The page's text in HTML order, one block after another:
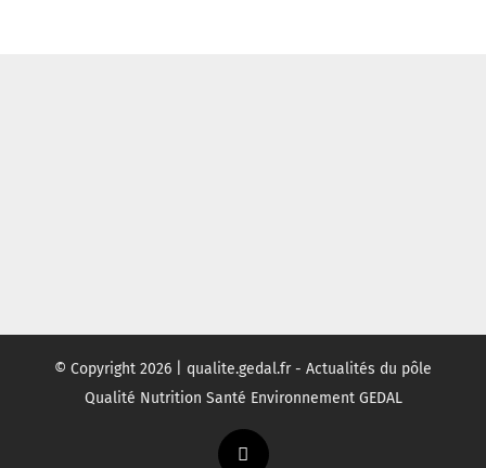
© Copyright 2026 | qualite.gedal.fr - Actualités du pôle
Qualité Nutrition Santé Environnement GEDAL
Twitter